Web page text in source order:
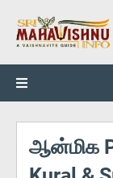
ஆன்மிக